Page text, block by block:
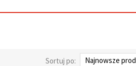
Sortuj po: